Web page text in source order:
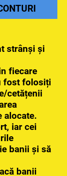
strânși și
fiecare
fost folosiți
cetățenii
alocate.
iar cei
banii și să
banii